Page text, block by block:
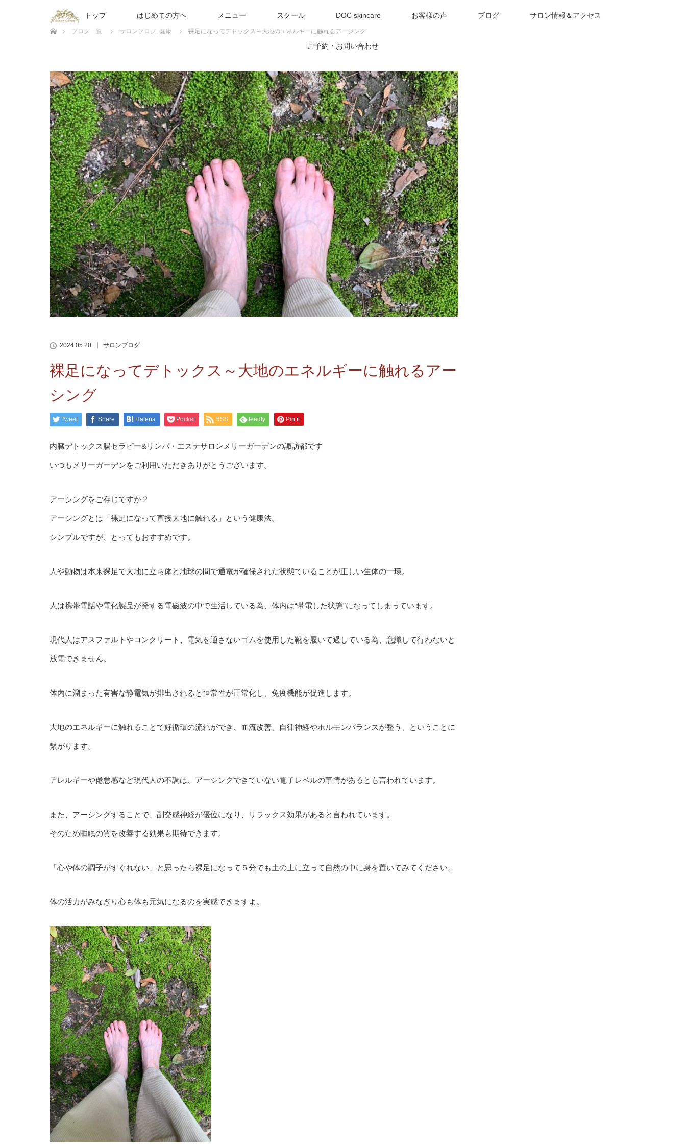
トップ はじめての方へ メニュー スクール DOC skincare お客様の声 ブログ サロン情報＆アクセス
ご予約・お問い合わせ
ホーム
ブログ一覧
サロンブログ, 健康 裸足になってデトックス～大地のエネルギーに触れるアーシング
2024.05.20 サロンブログ
裸足になってデトックス～大地のエネルギーに触れるアー
シング
Tweet Share Hatena Pocket RSS feedly Pin it
内臓デトックス腸セラピー&リンパ・エステサロンメリーガーデンの諏訪都です
いつもメリーガーデンをご利用いただきありがとうございます。
アーシングをご存じですか？
アーシングとは「裸足になって直接大地に触れる」という健康法。
シンプルですが、とってもおすすめです。
人や動物は本来裸足で大地に立ち体と地球の間で通電が確保された状態でいることが正しい生体の一環。
人は携帯電話や電化製品が発する電磁波の中で生活している為、体内は“帯電した状態”になってしまっています。
現代人はアスファルトやコンクリート、電気を通さないゴムを使用した靴を履いて過している為、意識して行わないと
放電できません。
体内に溜まった有害な静電気が排出されると恒常性が正常化し、免疫機能が促進します。
大地のエネルギーに触れることで好循環の流れができ、血流改善、自律神経やホルモンバランスが整う、ということに
繋がります。
アレルギーや倦怠感など現代人の不調は、アーシングできていない電子レベルの事情があるとも言われています。
また、アーシングすることで、副交感神経が優位になり、リラックス効果があると言われています。
そのため睡眠の質を改善する効果も期待できます。
「心や体の調子がすぐれない」と思ったら裸足になって５分でも土の上に立って自然の中に身を置いてみてください。
体の活力がみなぎり心も体も元気になるのを実感できますよ。